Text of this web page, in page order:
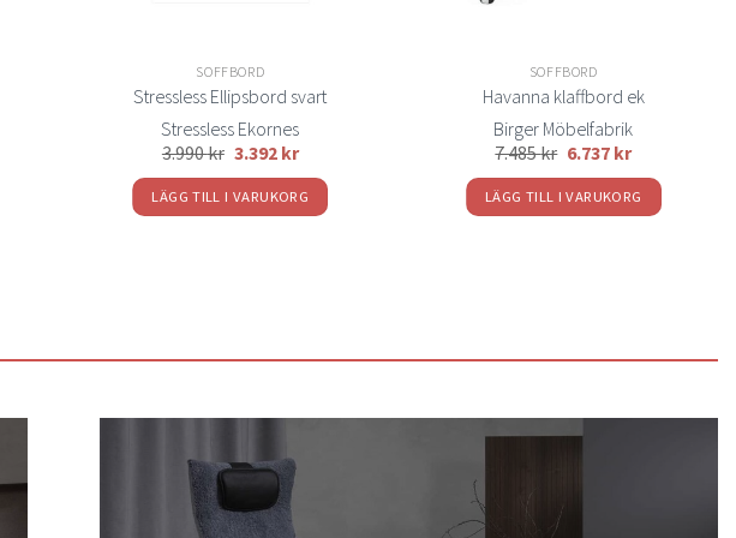
SOFFBORD
Stressless Ellipsbord svart
Stressless Ekornes
3.990kr 3.392 kr
LÄGG TILL I VARUKORG
SOFFBORD
Havanna klaffbord ek
Birger Möbelfabrik
7.485kr 6.737 kr
LÄGG TILL I VARUKORG